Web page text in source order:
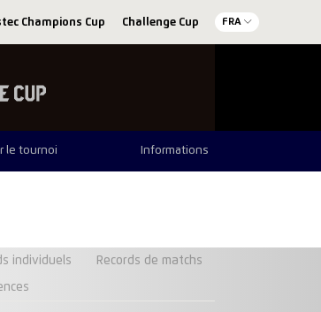
Champions Cup Challenge Cup FRA
le tournoi Informations
individuels Records de matchs